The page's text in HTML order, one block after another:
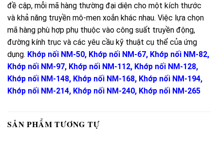
đề cập, mỗi mã hàng thường đại diện cho một kích thước
và khả năng truyền mô-men xoắn khác nhau. Việc lựa chọn
mã hàng phù hợp phụ thuộc vào công suất truyền động,
đường kính trục và các yêu cầu kỹ thuật cụ thể của ứng
dụng. Khớp nối NM-50, Khớp nối NM-67, Khớp nối NM-82,
Khớp nối NM-97, Khớp nối NM-112, Khớp nối NM-128,
Khớp nối NM-148, Khớp nối NM-168, Khớp nối NM-194,
Khớp nối NM-214, Khớp nối NM-240, Khớp nối NM-265
SẢN PHẨM TƯƠNG TỰ